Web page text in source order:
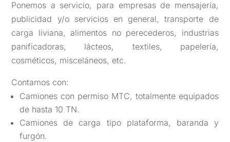
Ponemos a servicio, para empresas de mensajería,
publicidad y/o servicios en general, transporte de
carga liviana, alimentos no perecederos, industrias
panificadoras, lácteos, textiles, papelería,
cosméticos, misceláneos, etc.
Contamos con:
Camiones con permiso MTC, totalmente equipados
de hasta 10 TN.
Camiones de carga tipo plataforma, baranda y
furgón.